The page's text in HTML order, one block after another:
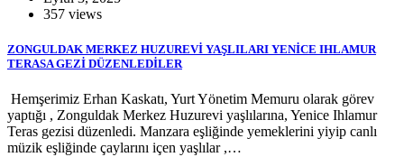
357 views
ZONGULDAK MERKEZ HUZUREVİ YAŞLILARI YENİCE IHLAMUR
TERASA GEZİ DÜZENLEDİLER
Hemşerimiz Erhan Kaskatı, Yurt Yönetim Memuru olarak görev
yaptığı , Zonguldak Merkez Huzurevi yaşlılarına, Yenice Ihlamur
Teras gezisi düzenledi. Manzara eşliğinde yemeklerini yiyip canlı
müzik eşliğinde çaylarını içen yaşlılar ,…